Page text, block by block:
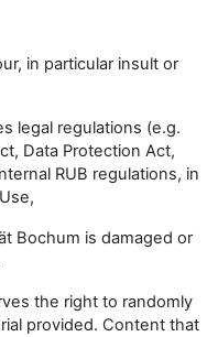
in particular insult or
legal regulations (e.g.
Data Protection Act,
RUB regulations, in
Bochum is damaged or
the right to randomly
provided. Content that